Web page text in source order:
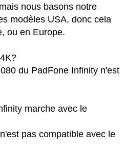
nous basons notre
modèles USA, donc cela
ou en Europe.
du PadFone Infinity n'est
marche avec le
pas compatible avec le